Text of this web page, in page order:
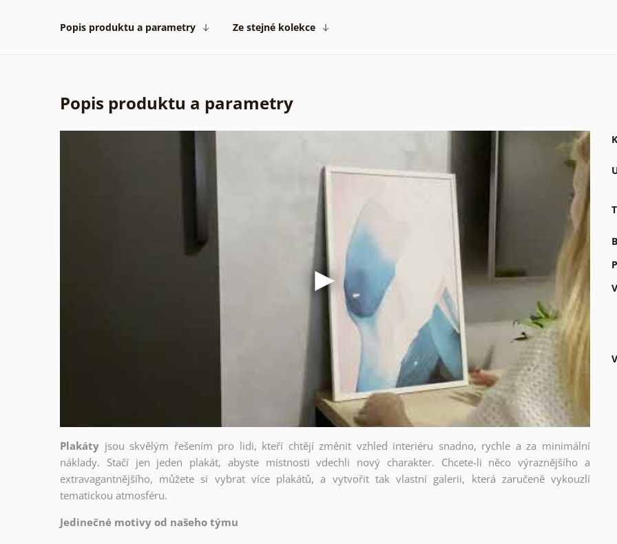
Popis produktu a parametry Ze stejné kolekce
Popis produktu a parametry
Plakáty jsou skvělým řešením pro lidi, kteří chtějí změnit vzhled interiéru snadno, rychle a za minimální
náklady. Stačí jen jeden plakát, abyste místnosti vdechli nový charakter. Chcete-li něco výraznějšího a
extravagantnějšího, můžete si vybrat více plakátů, a vytvořit tak vlastní galerii, která zaručeně vykouzlí
tematickou atmosféru.
Jedinečné motivy od našeho týmu